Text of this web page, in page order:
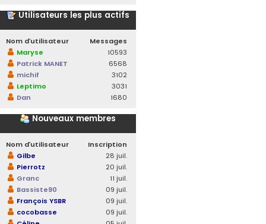
Utilisateurs les plus actifs
Nom d’utilisateur
Messages
Maryse
10593
Patrick MANET
6568
michif
3102
Leptimo
3031
Dan
1680
Nouveaux membres
Nom d’utilisateur
Inscription
Gilbe
28 juil.
Pierrotz
20 juil.
Granc
11 juil.
Bassiste90
09 juil.
François YSBR
09 juil.
cocobasse
09 juil.